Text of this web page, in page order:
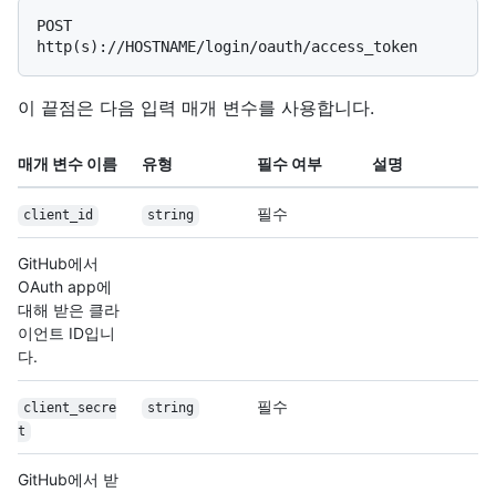
POST
이 끝점은 다음 입력 매개 변수를 사용합니다.
매개 변수 이름 유형 필수 여부 설명
client_id string 필수
GitHub에서
OAuth app에
대해 받은 클라
이언트 ID입니
다.
client_secre
t
string 필수
GitHub에서 받